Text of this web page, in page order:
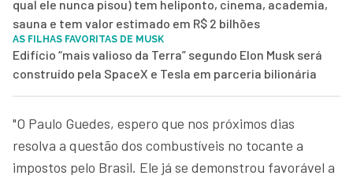
qual ele nunca pisou) tem heliponto, cinema, academia,
sauna e tem valor estimado em R$ 2 bilhões
AS FILHAS FAVORITAS DE MUSK
Edifício “mais valioso da Terra” segundo Elon Musk será
construído pela SpaceX e Tesla em parceria bilionária
"O Paulo Guedes, espero que nos próximos dias
resolva a questão dos combustíveis no tocante a
impostos pelo Brasil. Ele já se demonstrou favorável a